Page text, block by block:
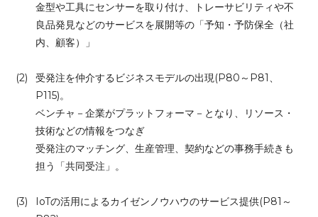
金型や工具にセンサーを取り付け、トレーサビリティや不
良品発見などのサービスを展開等の「予知・予防保全（社
内、顧客）」
(2)
受発注を仲介するビジネスモデルの出現(P80～P81、
P115)。
ベンチャ－企業がプラットフォーマ－となり、リソース・
技術などの情報をつなぎ
受発注のマッチング、生産管理、契約などの事務手続きも
担う「共同受注」。
(3)
IoTの活用によるカイゼンノウハウのサービス提供(P81～